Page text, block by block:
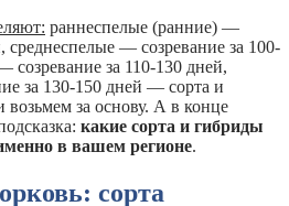
раннеспелые (ранние) —
среднеспелые — созревание за 100-
созревание за 110-130 дней,
за 130-150 дней — сорта и
за основу. А в конце
какие сорта и гибриды
в вашем регионе.
сорта